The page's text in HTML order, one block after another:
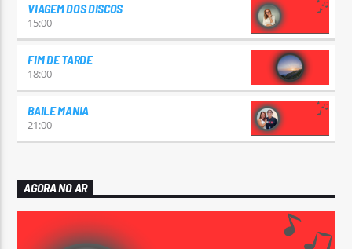
VIAGEM DOS DISCOS
15:00
FIM DE TARDE
18:00
BAILE MANIA
21:00
AGORA NO AR